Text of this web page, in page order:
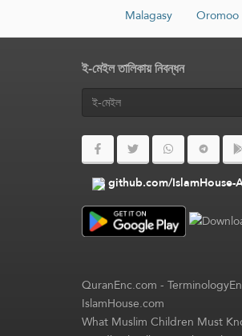
Malagasy
Oromoo
ই-মেইল তালিকায় নিবন্ধন
github.com/IslamHouse-
QuranEnc.com-
IslamHouse.com
What Muslim Children Must